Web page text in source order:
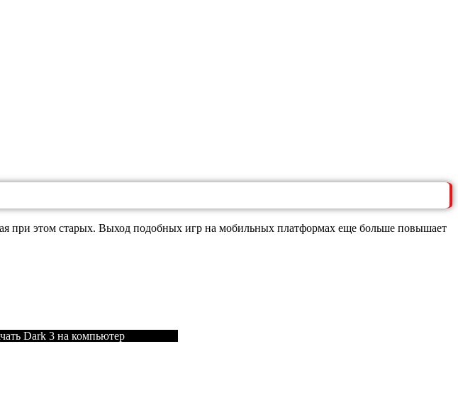
при этом старых. Выход подобных игр на мобильных платформах еще больше повышает
Dark 3 на компьютер